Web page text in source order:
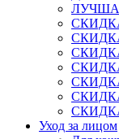
Уход за лицом